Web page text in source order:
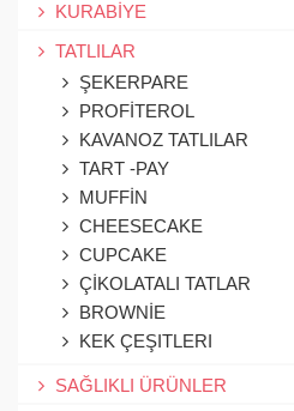
KURABİYE
TATLILAR
ŞEKERPARE
PROFİTEROL
KAVANOZ TATLILAR
TART -PAY
MUFFİN
CHEESECAKE
CUPCAKE
ÇİKOLATALI TATLAR
BROWNİE
KEK ÇEŞITLERI
SAĞLIKLI ÜRÜNLER